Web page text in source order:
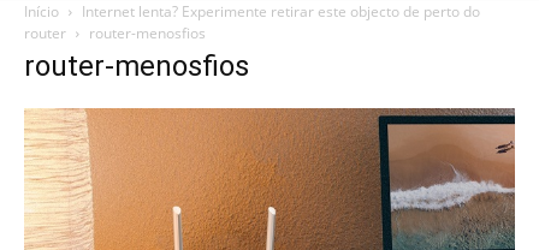
Início
Internet lenta? Experimente retirar este objecto de perto do
router
router-menosfios
router-menosfios